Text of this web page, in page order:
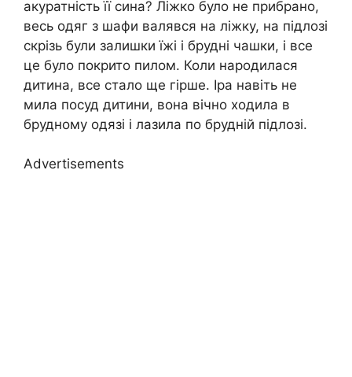
акуратність її сина? Ліжко було не прибрано,
весь одяг з шафи валявся на ліжку, на підлозі
скрізь були залишки їжі і брудні чашки, і все
це було покрито пилом. Коли народилася
дитина, все стало ще гірше. Іра навіть не
мила посуд дитини, вона вічно ходила в
брудному одязі і лазила по брудній підлозі.
Advertisements